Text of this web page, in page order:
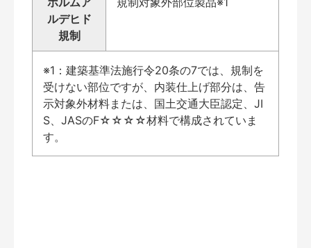
ルデヒド
規制
※1：建築基準法施行令20条の7では、規制を
受けない部位ですが、内装仕上げ部分は、告
示対象外材料または、国土交通大臣認定、JI
S、JASのF☆☆☆☆材料で構成されていま
す。